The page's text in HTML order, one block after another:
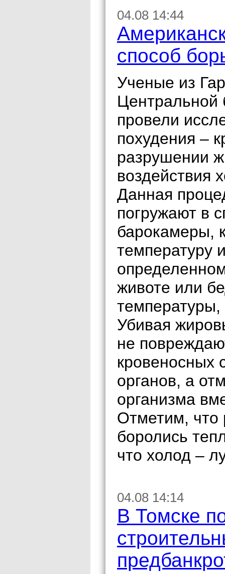
04.08 14:44
способ
Ученые из
Центральной
провели
похудения –
разрушении
воздействия
Данная
погружают в
барокамеры,
температуру
животе или
Убивая
не
кровеносных
органов, а
организма
Отметим,
боролись
что холод –
04.08 14:14
В Томске